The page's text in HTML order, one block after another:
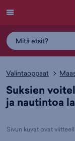
Valintaoppaat
Suksien
ja nautintoa
Sivun kuvat ovat